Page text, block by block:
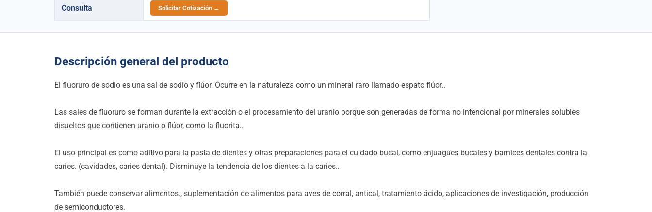
Consulta Solicitar Cotización →
Descripción general del producto
El fluoruro de sodio es una sal de sodio y flúor. Ocurre en la naturaleza como un mineral raro llamado espato flúor..
Las sales de fluoruro se forman durante la extracción o el procesamiento del uranio porque son generadas de forma no intencional por minerales solubles
disueltos que contienen uranio o flúor, como la fluorita..
El uso principal es como aditivo para la pasta de dientes y otras preparaciones para el cuidado bucal, como enjuagues bucales y barnices dentales contra la
caries. (cavidades, caries dental). Disminuye la tendencia de los dientes a la caries..
También puede conservar alimentos., suplementación de alimentos para aves de corral, antical, tratamiento ácido, aplicaciones de investigación, producción
de semiconductores.